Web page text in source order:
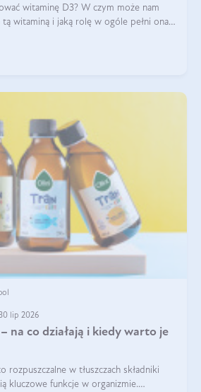
witaminę D3? W czym może nam
witaminą i jaką rolę w ogóle pełni ona
lip 2026
na co działają i kiedy warto je
rozpuszczalne w tłuszczach składniki
kluczowe funkcje w organizmie.